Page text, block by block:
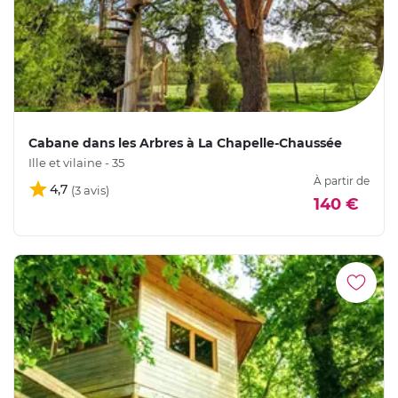
Cabane dans les Arbres à La Chapelle-Chaussée
Ille et vilaine - 35
4,7
À partir de
140 €